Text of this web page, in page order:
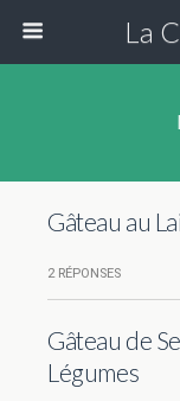
La
Gâteau au
2 RÉPONSES
Gâteau de
Légumes